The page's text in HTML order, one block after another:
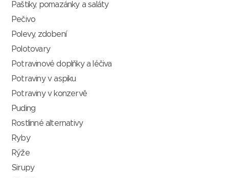
Paštiky, pomazánky a saláty
Pečivo
Polevy, zdobení
Polotovary
Potravinové doplňky a léčiva
Potraviny v aspiku
Potraviny v konzervě
Puding
Rostlinné alternativy
Ryby
Rýže
Sirupy